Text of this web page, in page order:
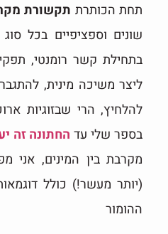
תחת הכותרת תקשורת
שונים וספציפיים בכל
בתחילת קשר רומנטי,
ליצר משיכה מינית,
להלחיץ, הרי שבזוגיות
בספר שלי עד החתונה זה
מקרבת בין המינים, אני
(יותר מעשר!) כולל
ההומור